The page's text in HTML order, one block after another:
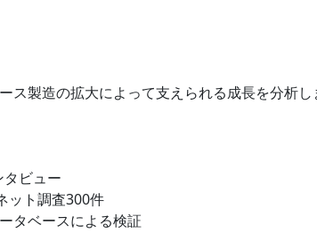
ス製造の拡大によって支えられる成長を分析し
ビュー
ット調査300件
タベースによる検証